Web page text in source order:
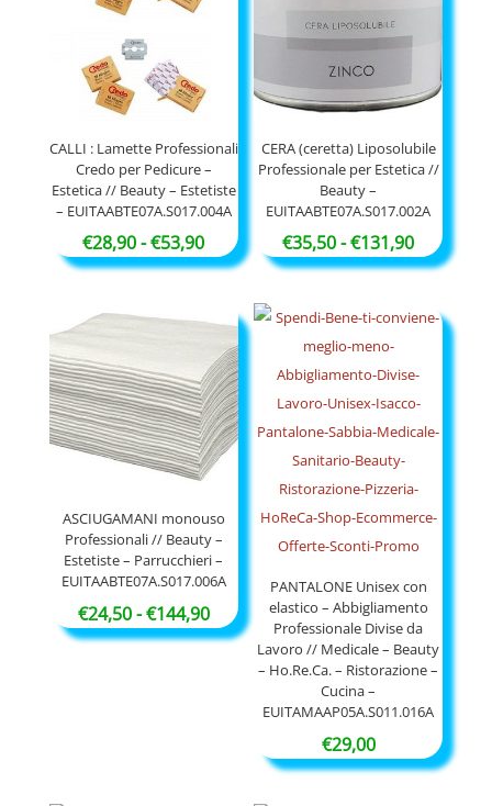
€51,90
CALLI : Lamette Professionali
Credo per Pedicure –
Estetica // Beauty – Estetiste
– EUITAABTE07A.S017.004A
€28,90-€53,90Fascia
di
prezzo:
da
€28,90
a
€53,90
CERA (ceretta) Liposolubile
Professionale per Estetica //
Beauty –
EUITAABTE07A.S017.002A
€35,50-€131,90Fascia
di
da
a
€131,90
ASCIUGAMANI monouso
Professionali // Beauty –
Estetiste – Parrucchieri –
EUITAABTE07A.S017.006A
€24,50-€144,90Fascia
di
prezzo:
PANTALONE Unisex con
elastico – Abbigliamento
Professionale Divise da
Lavoro // Medicale – Beauty
– Ho.Re.Ca. – Ristorazione –
Cucina –
EUITAMAAP05A.S011.016A
€29,00